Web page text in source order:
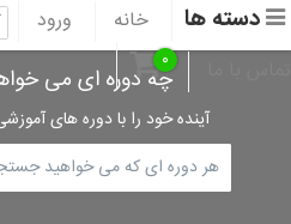
دسته ها خانه ورود
۰
چه دوره ای می
آینده خود را با دوره های